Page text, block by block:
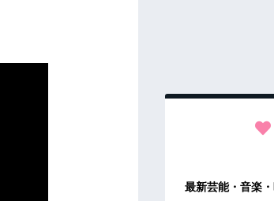
最新芸能・音楽